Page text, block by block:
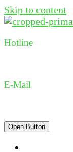
Skip to content
Hotline
E-Mail
Open Button